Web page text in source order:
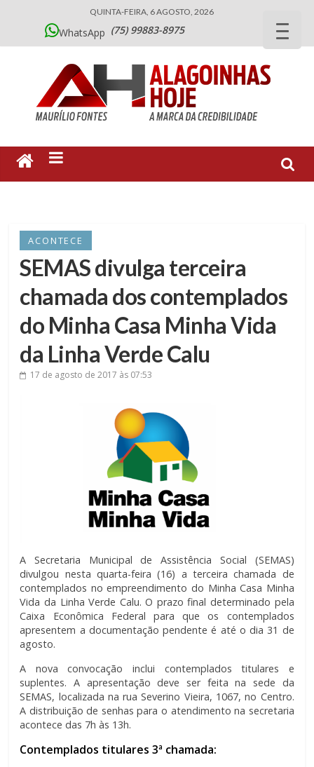
QUINTA-FEIRA, 6 AGOSTO, 2026
WhatsApp (75) 99883-8975
ACONTECE
SEMAS divulga terceira
chamada dos contemplados
do Minha Casa Minha Vida
da Linha Verde Calu
17 de agosto de 2017 às 07:53
A Secretaria Municipal de Assistência Social (SEMAS)
divulgou nesta quarta-feira (16) a terceira chamada de
contemplados no empreendimento do Minha Casa Minha
Vida da Linha Verde Calu. O prazo final determinado pela
Caixa Econômica Federal para que os contemplados
apresentem a documentação pendente é até o dia 31 de
agosto.
A nova convocação inclui contemplados titulares e
suplentes. A apresentação deve ser feita na sede da
SEMAS, localizada na rua Severino Vieira, 1067, no Centro.
A distribuição de senhas para o atendimento na secretaria
acontece das 7h às 13h.
Contemplados titulares 3ª chamada: